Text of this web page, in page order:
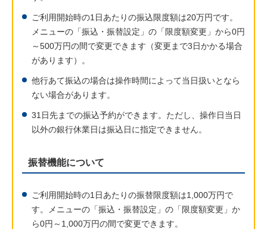
ご利用開始時の1日あたりの振込限度額は20万円です。
メニューの「振込・振替設定」の「限度額変更」から0円
～500万円の間で変更できます（変更まで3日かかる場合
があります）。
他行あて振込の場合は操作時間によって当日扱いとなら
ない場合があります。
31日先までの振込予約ができます。ただし、操作日当日
以外の銀行休業日は振込日に指定できません。
振替機能について
ご利用開始時の1日あたりの振替限度額は1,000万円で
す。メニューの「振込・振替設定」の「限度額変更」か
ら0円～1,000万円の間で変更できます。